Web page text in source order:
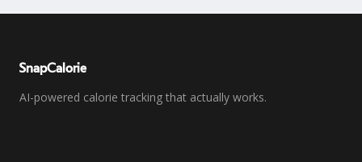
SnapCalorie
AI-powered calorie tracking that actually works.